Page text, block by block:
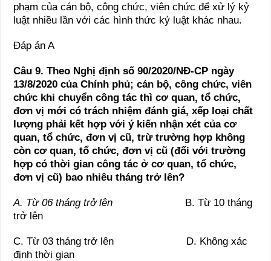
phạm của cán bộ, công chức, viên chức để xử lý kỷ
luật nhiều lần với các hình thức kỷ luật khác nhau.
Đáp án A
Câu 9. Theo Nghị định số 90/2020/NĐ-CP ngày
13/8/2020 của Chính phủ; cán bộ, công chức, viên
chức khi chuyển công tác thì cơ quan, tổ chức,
đơn vị mới có trách nhiệm đánh giá, xếp loại chất
lượng phải kết hợp với ý kiến nhận xét của cơ
quan, tổ chức, đơn vị cũ, trừ trường hợp không
còn cơ quan, tổ chức, đơn vị cũ (đối với trường
hợp có thời gian công tác ở cơ quan, tổ chức,
đơn vị cũ) bao nhiêu tháng trở lên?
A. Từ 06 tháng trở lên B. Từ 10 tháng
trở lên
C. Từ 03 tháng trở lên D. Không xác
định thời gian